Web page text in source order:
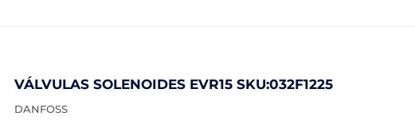
VÁLVULAS SOLENOIDES EVR15 SKU:032F1225
DANFOSS